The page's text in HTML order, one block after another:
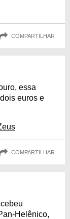
COMPARTILHAR
essa
euros e
COMPARTILHAR
Helênico,